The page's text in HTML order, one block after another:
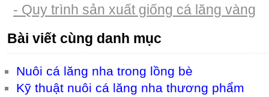
- Quy trình sản xuất giống cá lăng vàng
Bài viết cùng danh mục
Nuôi cá lăng nha trong lồng bè
Kỹ thuật nuôi cá lăng nha thương phẩm